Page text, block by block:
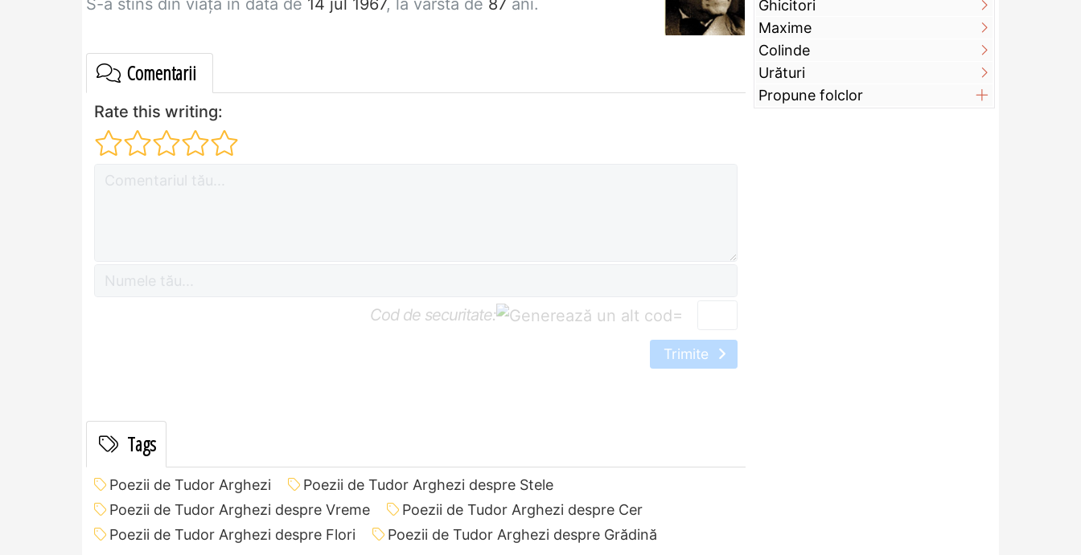
S-a stins din viaţa în data de 14 jul 1967, la vârsta de 87 ani.
Comentarii
Rate this writing:
Cod de securitate: =
Trimite
Tags
Poezii de Tudor Arghezi
Poezii de Tudor Arghezi despre Stele
Poezii de Tudor Arghezi despre Vreme
Poezii de Tudor Arghezi despre Cer
Poezii de Tudor Arghezi despre Flori
Poezii de Tudor Arghezi despre Grădină
Ghicitori
Maxime
Colinde
Urături
Propune folclor